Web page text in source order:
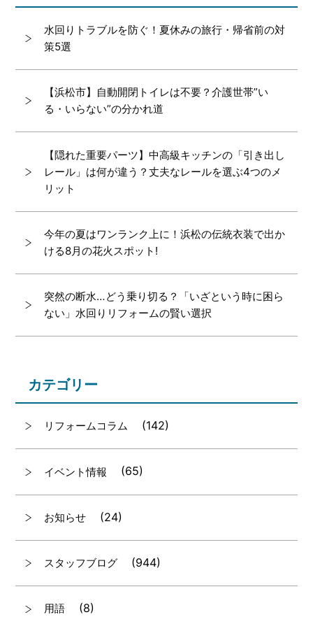
水回りトラブルを防ぐ！夏休みの旅行・帰省前の対
策5選
【浜松市】自動開閉トイレは不要？介護世帯”い
る・いらない”の分かれ道
【隠れた重要パーツ】中高級キッチンの「引き出し
レール」は何が違う？丈夫なレールを選ぶ4つのメ
リット
今年の夏はワンランク上に！浜松の伝統衣装で出か
ける8月の花火スポット!
突然の断水…どう乗り切る？「いざという時に困ら
ない」水回りリフォームの賢い選択
カテゴリー
リフォームコラム (142)
イベント情報 (65)
お知らせ (24)
スタッフブログ (944)
用語 (8)